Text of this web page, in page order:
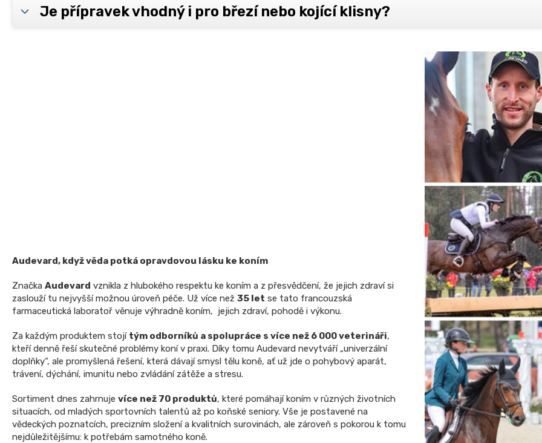
Je přípravek vhodný i pro březí nebo kojící klisny?
Audevard, když věda potká opravdovou lásku ke koním
Značka Audevard vznikla z hlubokého respektu ke koním a z přesvědčení, že jejich zdraví si
zaslouží tu nejvyšší možnou úroveň péče. Už více než 35 let se tato francouzská
farmaceutická laboratoř věnuje výhradně koním, jejich zdraví, pohodě i výkonu.
Za každým produktem stojí tým odborníků a spolupráce s více než 6 000 veterináři,
kteří denně řeší skutečné problémy koní v praxi. Díky tomu Audevard nevytváří „univerzální
doplňky“, ale promyšlená řešení, která dávají smysl tělu koně, ať už jde o pohybový aparát,
trávení, dýchání, imunitu nebo zvládání zátěže a stresu.
Sortiment dnes zahrnuje více než 70 produktů, které pomáhají koním v různých životních
situacích, od mladých sportovních talentů až po koňské seniory. Vše je postavené na
vědeckých poznatcích, precizním složení a kvalitních surovinách, ale zároveň s pokorou k tomu
nejdůležitějšímu: k potřebám samotného koně.